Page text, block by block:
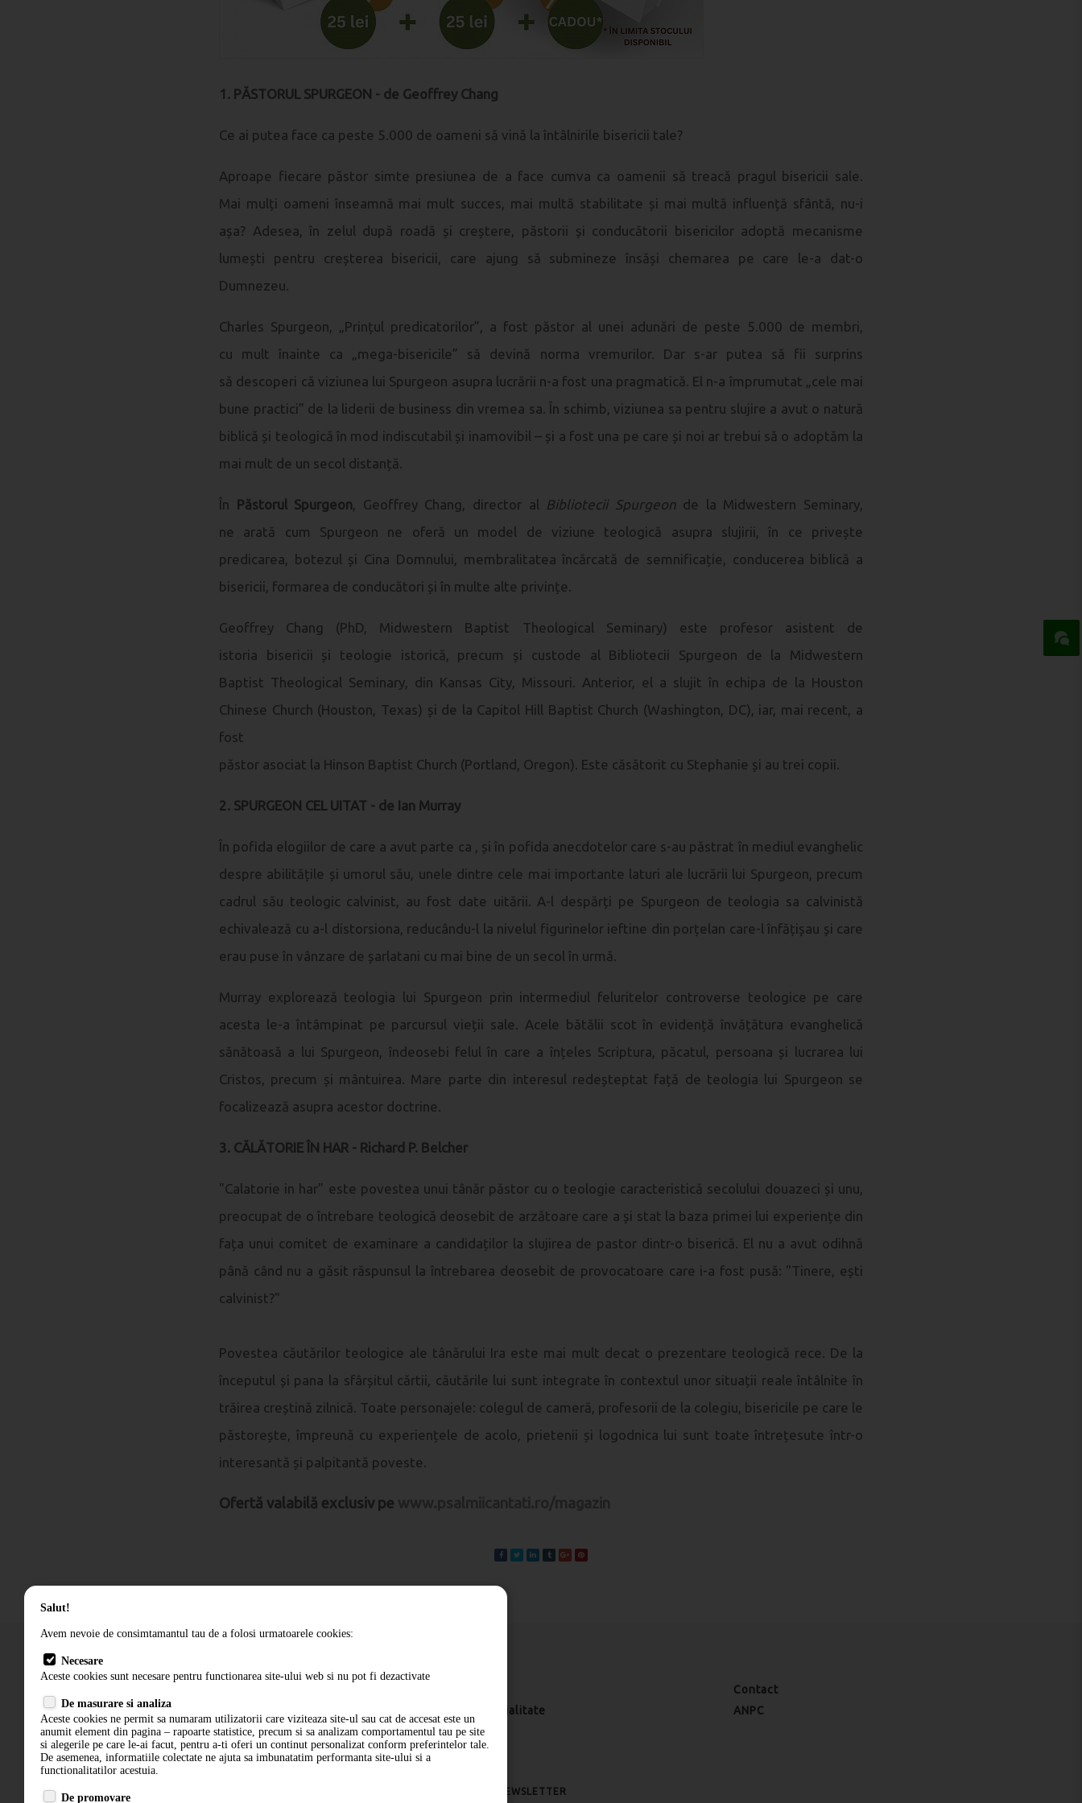
1. PĂSTORUL SPURGEON - de Geoffrey Chang
Ce ai putea face ca peste 5.000 de oameni să vină la întâlnirile bisericii tale?
Aproape fiecare păstor simte presiunea de a face cumva ca oamenii să treacă pragul bisericii sale.
Mai mulți oameni înseamnă mai mult succes, mai multă stabilitate și mai multă influență sfântă, nu-i
așa? Adesea, în zelul după roadă și creștere, păstorii și conducătorii bisericilor adoptă mecanisme
lumești pentru creșterea bisericii, care ajung să submineze însăși chemarea pe care le-a dat-o
Dumnezeu.
Charles Spurgeon, „Prințul predicatorilor”, a fost păstor al unei adunări de peste 5.000 de membri,
cu mult înainte ca „mega-bisericile” să devină norma vremurilor. Dar s-ar putea să fii surprins
să descoperi că viziunea lui Spurgeon asupra lucrării n-a fost una pragmatică. El n-a împrumutat „cele mai
bune practici” de la liderii de business din vremea sa. În schimb, viziunea sa pentru slujire a avut o natură
biblică și teologică în mod indiscutabil și inamovibil – și a fost una pe care și noi ar trebui să o adoptăm la
mai mult de un secol distanță.
În Păstorul Spurgeon, Geoffrey Chang, director al Bibliotecii Spurgeonde la Midwestern Seminary,
ne arată cum Spurgeon ne oferă un model de viziune teologică asupra slujirii, în ce privește
predicarea, botezul și Cina Domnului, membralitatea încărcată de semnificație, conducerea biblică a
bisericii, formarea de conducători și în multe alte privințe.
Geoffrey Chang (PhD, Midwestern Baptist Theological Seminary) este profesor asistent de
istoria bisericii și teologie istorică, precum și custode al Bibliotecii Spurgeon de la Midwestern
Baptist Theological Seminary, din Kansas City, Missouri. Anterior, el a slujit în echipa de la Houston
Chinese Church (Houston, Texas) și de la Capitol Hill Baptist Church (Washington, DC), iar, mai recent, a
fost
păstor asociat la Hinson Baptist Church (Portland, Oregon). Este căsătorit cu Stephanie și au trei copii.
2. SPURGEON CEL UITAT - de Ian Murray
În pofida elogiilor de care a avut parte ca , și în pofida anecdotelor care s-au păstrat în mediul evanghelic
despre abilitățile și umorul său, unele dintre cele mai importante laturi ale lucrării lui Spurgeon, precum
cadrul său teologic calvinist, au fost date uitării. A-l despărți pe Spurgeon de teologia sa calvinistă
echivalează cu a-l distorsiona, reducându-l la nivelul figurinelor ieftine din porțelan care-l înfățișau și care
erau puse în vânzare de șarlatani cu mai bine de un secol în urmă.
Murray explorează teologia lui Spurgeon prin intermediul feluritelor controverse teologice pe care
acesta le-a întâmpinat pe parcursul vieții sale. Acele bătălii scot în evidență învățătura evanghelică
sănătoasă a lui Spurgeon, îndeosebi felul în care a înțeles Scriptura, păcatul, persoana și lucrarea lui
Cristos, precum și mântuirea. Mare parte din interesul redeșteptat față de teologia lui Spurgeon se
focalizează asupra acestor doctrine.
3. CĂLĂTORIE ÎN HAR - Richard P. Belcher
"Calatorie in har" este povestea unui tânăr păstor cu o teologie caracteristică secolului douazeci și unu,
preocupat de o întrebare teologică deosebit de arzătoare care a și stat la baza primei lui experiențe din
fața unui comitet de examinare a candidaților la slujirea de pastor dintr-o biserică. El nu a avut odihnă
până când nu a găsit răspunsul la întrebarea deosebit de provocatoare care i-a fost pusă: "Tinere, ești
calvinist?"
Povestea căutărilor teologice ale tânărului Ira este mai mult decat o prezentare teologică rece. De la
începutul și pana la sfârșitul cărtii, căutările lui sunt integrate în contextul unor situații reale întâlnite în
trăirea creștină zilnică. Toate personajele: colegul de cameră, profesorii de la colegiu, bisericile pe care le
păstorește, împreună cu experiențele de acolo, prietenii și logodnica lui sunt toate întrețesute într-o
interesantă și palpitantă poveste.
Ofertă valabilă exclusiv pe
Contact
Termeni si conditii
Politica de confidentialitate ANPC
ABONARE LA NEWSLETTER
Salut!
Avem nevoie de consimtamantul tau de a folosi urmatoarele cookies:
Necesare
Aceste cookies sunt necesare pentru functionarea site-ului web si nu pot fi dezactivate
De masurare si analiza
Aceste cookies ne permit sa numaram utilizatorii care viziteaza site-ul sau cat de accesat este un
anumit element din pagina – rapoarte statistice, precum si sa analizam comportamentul tau pe site
si alegerile pe care le-ai facut, pentru a-ti oferi un continut personalizat conform preferintelor tale.
De asemenea, informatiile colectate ne ajuta sa imbunatatim performanta site-ului si a
functionalitatilor acestuia.
De promovare